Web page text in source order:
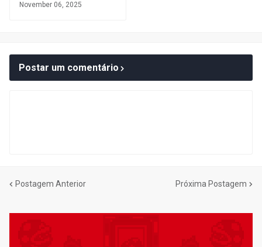
November 06, 2025
Postar um comentário
Postagem Anterior Próxima Postagem